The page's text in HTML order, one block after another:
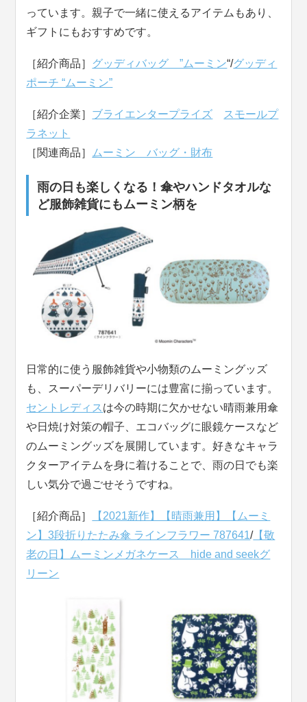
っています。親子で一緒に使えるアイテムもあり、
ギフトにもおすすめです。
［紹介商品］ グッディバッグ ”ムーミン“/グッディ
ポーチ “ムーミン”
［紹介企業］ ブライエンタープライズ
スモールプ
ラネット
［関連商品］
ムーミン バッグ・財布
雨の日も楽しくなる！傘やハンドタオルな
ど服飾雑貨にもムーミン柄を
日常的に使う服飾雑貨や小物類のムーミングッズ
も、スーパーデリバリーには豊富に揃っています。
セントレディス は今の時期に欠かせない晴雨兼用傘
や日焼け対策の帽子、エコバッグに眼鏡ケースなど
のムーミングッズを展開しています。好きなキャラ
クターアイテムを身に着けることで、雨の日でも楽
しい気分で過ごせそうですね。
［紹介商品］
【2021新作】【晴雨兼用】【ムーミ
ン】3段折りたたみ傘 ラインフラワー 787641/【敬
老の日】ムーミンメガネケース hide and seekグ
リーン